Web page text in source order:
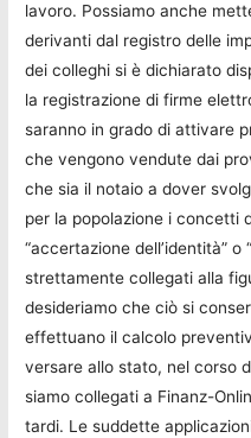
lavoro. Possiamo anche
derivanti dal registro delle
dei colleghi si è dichiarato
la registrazione di firme
saranno in grado di attivare
che vengono vendute dai
che sia il notaio a dover
per la popolazione i concetti
“accertazione dell’identità” o
strettamente collegati alla
desideriamo che ciò si
effettuano il calcolo
versare allo stato, nel corso
siamo collegati a Finanz-
tardi. Le suddette